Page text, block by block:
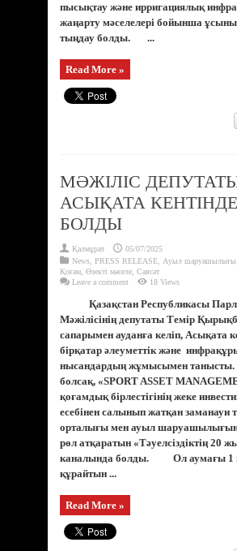
пысықтау және ирригациялық
жаңарту мәселелері бойынша
тыңдау болды. ...
Read More »
МӘЖІЛІС
АСЫҚАТА КЕНТІНДЕ
БОЛДЫ
Қалмұрат
05/07/2025
News PRESS RELEASE Ауыл шаруашылығы
Қоғам Өзекті мәселе Саясат
Leave a comment
18 Views
Қазақстан Республикасы
Мәжілісінің депутаты Темір
сапарымен ауданға келіп, Асықата
бірқатар әлеуметтік және
нысандардың жұмысымен танысты.
болсақ, «SPORT ASSET
қоғамдық бірлестігінің жеке
есебінен салынып жатқан заманауи
орталығы мен ауыл
рөл атқаратын «Тәуелсіздіктің 20
каналында болды. Ол аумағы 1
құрайтын ...
Read More »